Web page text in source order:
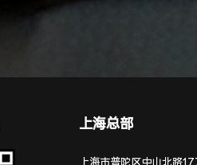
上海总部